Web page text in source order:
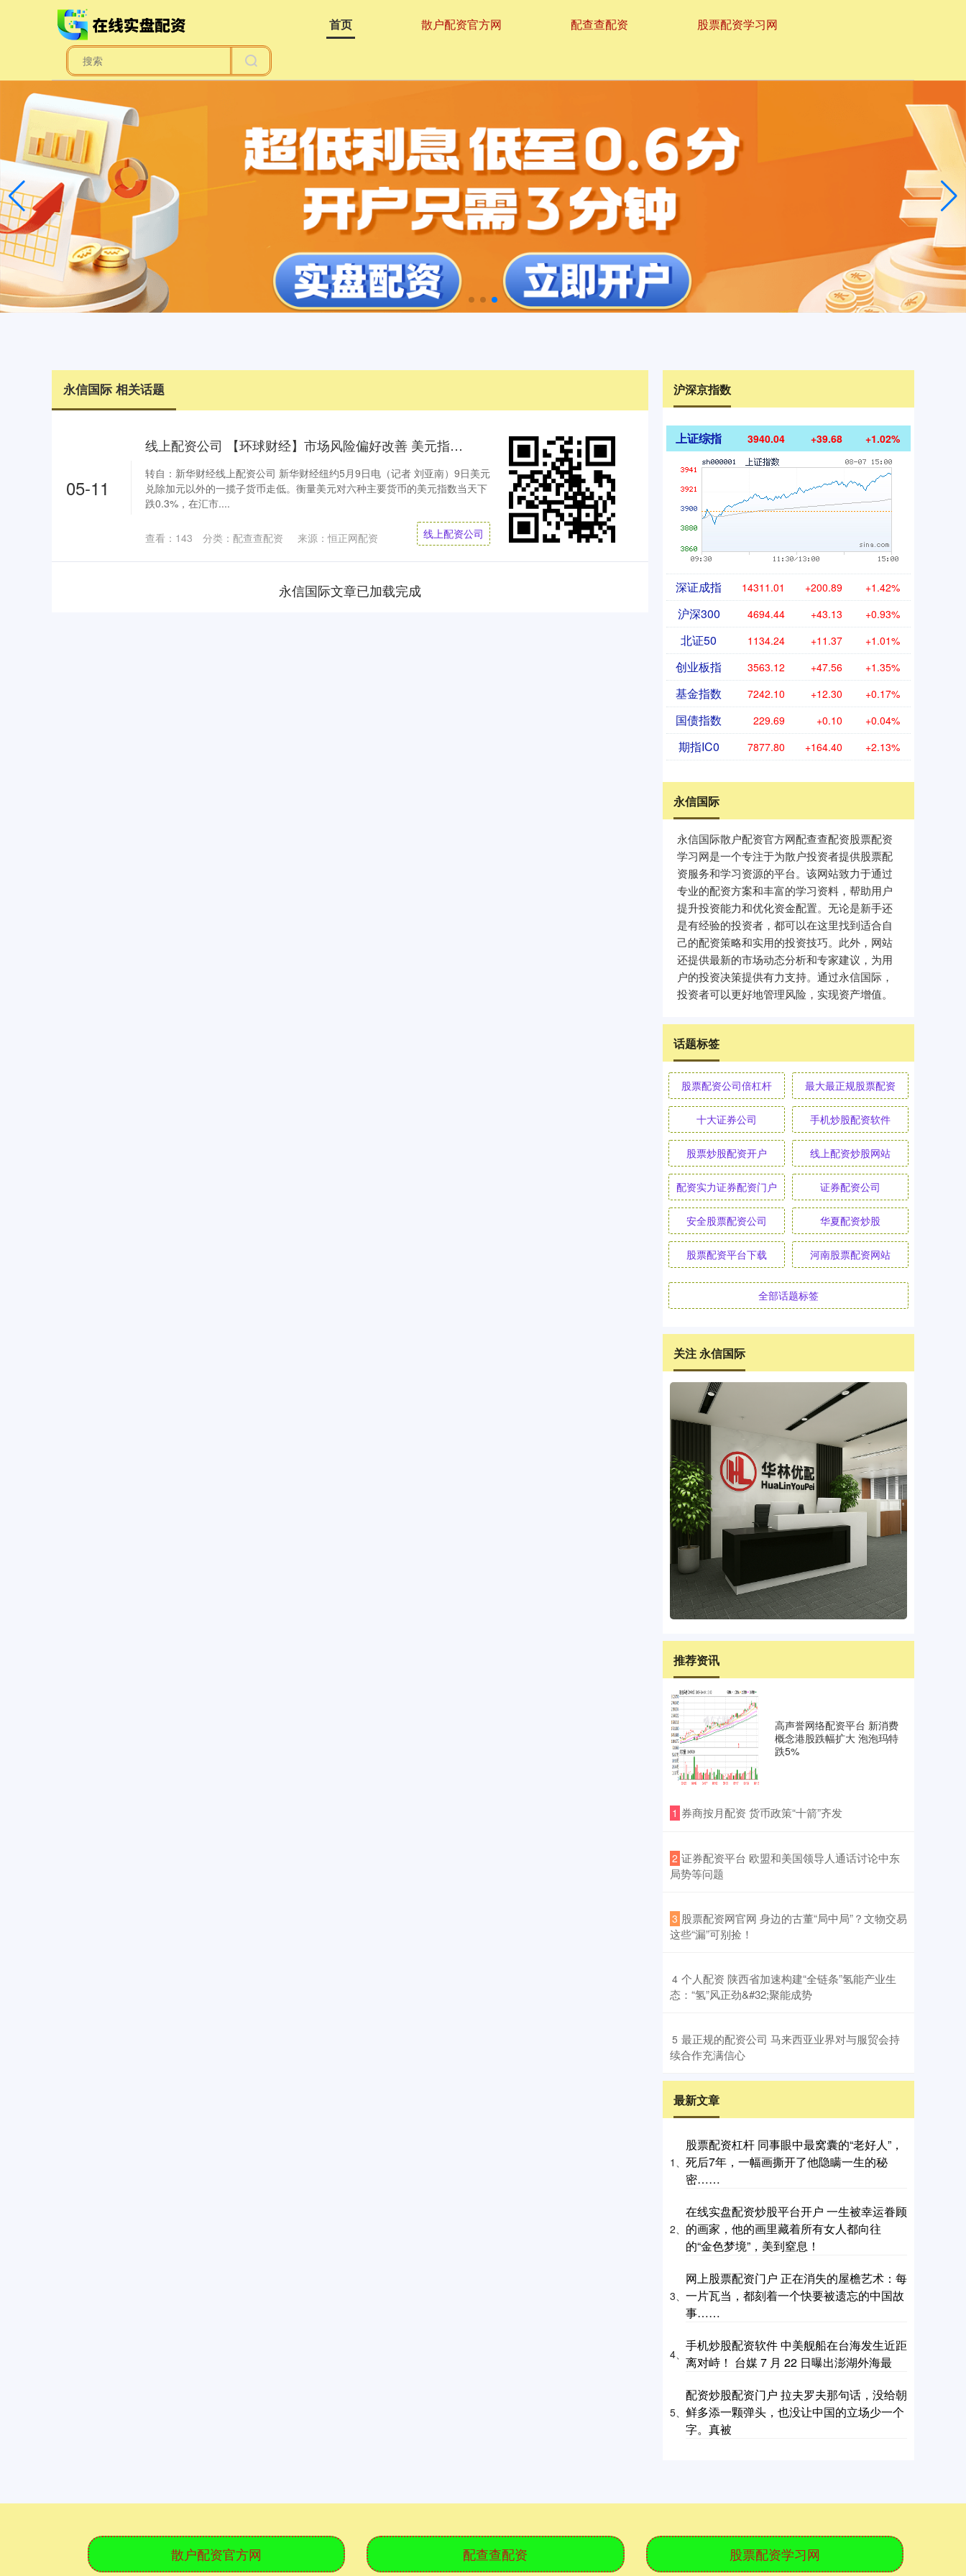
首页 散户配资官方网 配查查配资 股票配资学习网
永信国际 相关话题
05-11
线上配资公司 【环球财经】市场风险偏好改善 美元指数9日下跌
转自：新华财经线上配资公司 新华财经纽约5月9日电（记者 刘亚南）9日美元
兑除加元以外的一揽子货币走低。衡量美元对六种主要货币的美元指数当天下
跌0.3%，在汇市....
线上配资公司
来源：恒正网配资
查看： 143 分类： 配查查配资
永信国际文章已加载完成
沪深京指数
上证综指 3940.04 +39.68 +1.02%
深证成指 14311.01 +200.89 +1.42%
沪深300 4694.44 +43.13 +0.93%
北证50 1134.24 +11.37 +1.01%
创业板指 3563.12 +47.56 +1.35%
基金指数 7242.10 +12.30 +0.17%
国债指数 229.69 +0.10 +0.04%
期指IC0 7877.80 +164.40 +2.13%
永信国际
永信国际散户配资官方网配查查配资股票配资
学习网是一个专注于为散户投资者提供股票配
资服务和学习资源的平台。该网站致力于通过
专业的配资方案和丰富的学习资料，帮助用户
提升投资能力和优化资金配置。无论是新手还
是有经验的投资者，都可以在这里找到适合自
己的配资策略和实用的投资技巧。此外，网站
还提供最新的市场动态分析和专家建议，为用
户的投资决策提供有力支持。通过永信国际，
投资者可以更好地管理风险，实现资产增值。
话题标签
股票配资公司倍杠杆 最大最正规股票配资
十大证券公司 手机炒股配资软件
股票炒股配资开户 线上配资炒股网站
配资实力证券配资门户 证券配资公司
安全股票配资公司 华夏配资炒股
股票配资平台下载 河南股票配资网站
全部话题标签
关注 永信国际
推荐资讯
高声誉网络配资平台 新消费
概念港股跌幅扩大 泡泡玛特
跌5%
1 ​券商按月配资 货币政策“十箭”齐发
2 ​证券配资平台 欧盟和美国领导人通话讨论中东
局势等问题
3 ​股票配资网官网 身边的古董“局中局”？文物交易
这些“漏”可别捡！
4 ​个人配资 陕西省加速构建“全链条”氢能产业生
态：“氢”风正劲&#32;聚能成势
5 ​最正规的配资公司 马来西亚业界对与服贸会持
续合作充满信心
最新文章
1、
股票配资杠杆 同事眼中最窝囊的“老好人”，
死后7年，一幅画撕开了他隐瞒一生的秘
密……
2、
在线实盘配资炒股平台开户 一生被幸运眷顾
的画家，他的画里藏着所有女人都向往
的“金色梦境”，美到窒息！
3、
网上股票配资门户 正在消失的屋檐艺术：每
一片瓦当，都刻着一个快要被遗忘的中国故
事……
4、
手机炒股配资软件 中美舰船在台海发生近距
离对峙！ 台媒 7 月 22 日曝出澎湖外海最
5、
配资炒股配资门户 拉夫罗夫那句话，没给朝
鲜多添一颗弹头，也没让中国的立场少一个
字。真被
散户配资官方网 配查查配资 股票配资学习网